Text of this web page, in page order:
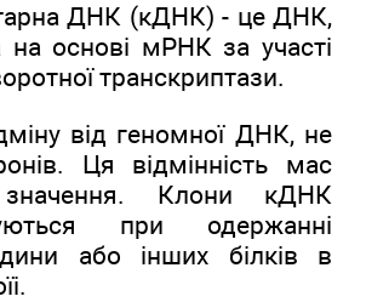
ДНК (кДНК) - це ДНК,
на основі мРНК за участі
транскриптази.
від геномної ДНК, не
Ця відмінність мас
значення. Клони кДНК
при одержанні
або інших білків в